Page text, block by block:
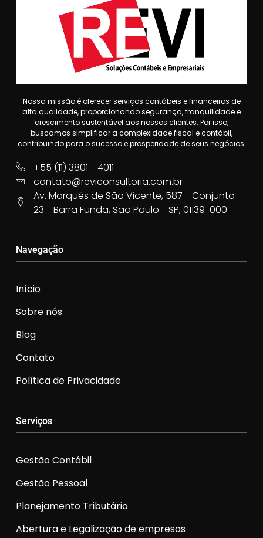
Nossa missão é oferecer serviços contábeis e financeiros de
alta qualidade, proporcionando segurança, tranquilidade e
crescimento sustentável aos nossos clientes. Por isso,
buscamos simplificar a complexidade fiscal e contábil,
contribuindo para o sucesso e prosperidade de seus negócios.
+55 (11) 3801 - 4011
contato@reviconsultoria.com.br
Av. Marquês de São Vicente, 587 - Conjunto
23 - Barra Funda, São Paulo - SP, 01139-000
Navegação
Início
Sobre nós
Blog
Contato
Política de Privacidade
Serviços
Gestão Contábil
Gestão Pessoal
Planejamento Tributário
Abertura e Legalização de empresas